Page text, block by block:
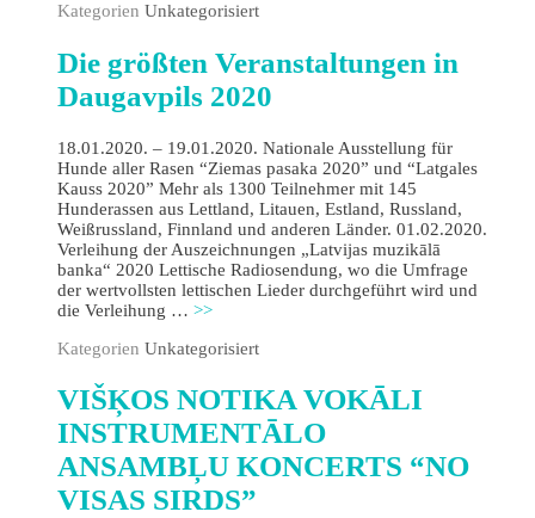
Kategorien Unkategorisiert
Die größten Veranstaltungen in
Daugavpils 2020
18.01.2020. – 19.01.2020. Nationale Ausstellung für
Hunde aller Rasen “Ziemas pasaka 2020” und “Latgales
Kauss 2020” Mehr als 1300 Teilnehmer mit 145
Hunderassen aus Lettland, Litauen, Estland, Russland,
Weißrussland, Finnland und anderen Länder. 01.02.2020.
Verleihung der Auszeichnungen „Latvijas muzikālā
banka“ 2020 Lettische Radiosendung, wo die Umfrage
der wertvollsten lettischen Lieder durchgeführt wird und
die Verleihung … >>
Kategorien Unkategorisiert
VIŠĶOS NOTIKA VOKĀLI
INSTRUMENTĀLO
ANSAMBĻU KONCERTS “NO
VISAS SIRDS”